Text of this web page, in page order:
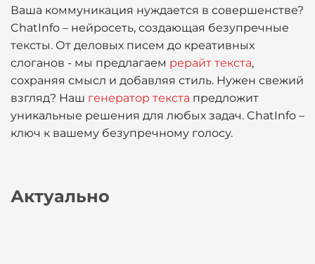
Ваша коммуникация нуждается в совершенстве?
ChatInfo – нейросеть, создающая безупречные
тексты. От деловых писем до креативных
слоганов - мы предлагаем рерайт текста,
сохраняя смысл и добавляя стиль. Нужен свежий
взгляд? Наш генератор текста предложит
уникальные решения для любых задач. ChatInfo –
ключ к вашему безупречному голосу.
Актуально